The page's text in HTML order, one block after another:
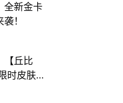
全新金卡
！
【丘比
时皮肤